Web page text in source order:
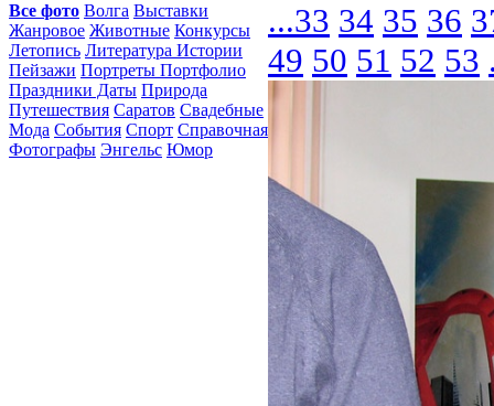
Все фото Волга Выставки
Жанровое Животные Конкурсы
Летопись Литература Истории
Пейзажи Портреты Портфолио
Праздники Даты Природа
Путешествия Саратов Свадебные
Мода События Спорт Справочная
Фотографы Энгельс Юмор
...33 34 35 36
49 50 51 52 53